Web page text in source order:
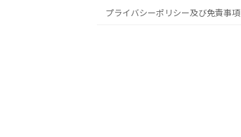
プライバシーポリシー及び免責事項